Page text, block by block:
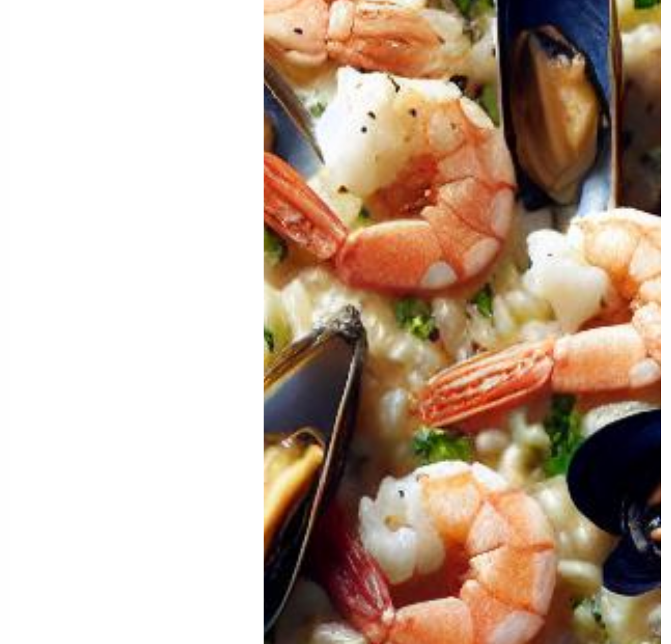
Que diriez-vous d’avoir Votre coach Nutrition ?
Imaginez la puissance de l’Intelligence Artificielle à votre service pour perdre du poids, prendre de la masse ou
simplement mieux manger. Découvrez NutriCoach AI et atteignez vos objectifs sans régime mais simplement
avec un rééquilibrage alimentaire !
Profitez de 50% de réduction pour tester et constater.
Recevez votre code promo sur votre accompagnement Nutrition par Intelligence Artificielle.